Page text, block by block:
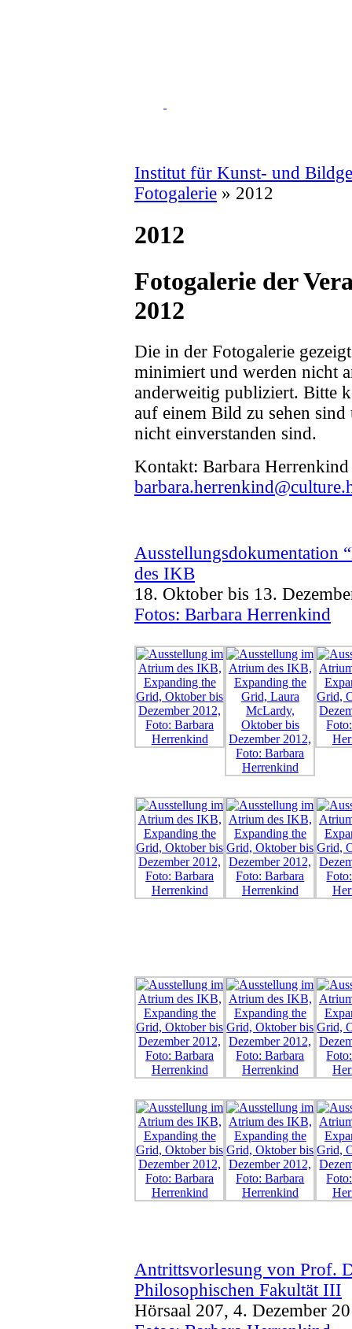
Institut für Kunst- und
Fotogalerie » 2012
2012
Fotogalerie der
2012
Die in der Fotogalerie
minimiert und werden nicht
anderweitig publiziert. Bitte
auf einem Bild zu sehen
nicht einverstanden sind.
Kontakt: Barbara Herrenkind
Ausstellungsdokumentation
des IKB
18. Oktober bis 13.
Fotos: Barbara Herrenkind
Antrittsvorlesung von Prof.
Philosophischen Fakultät III
Hörsaal 207, 4. Dezember